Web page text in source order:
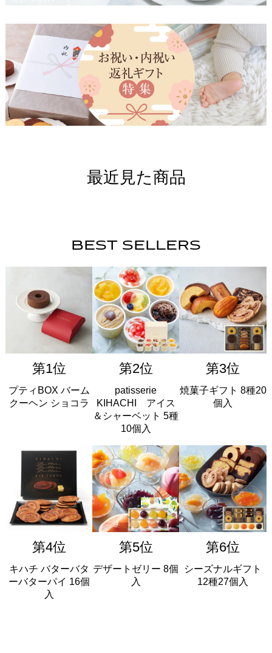
最近見た商品
BEST SELLERS
第1位
プティBOX バーム
クーヘン ショコラ
第2位
patisserie
KIHACHI アイス
＆シャーベット 5種
10個入
第3位
焼菓子ギフト 8種20
個入
第4位
キハチ バターバタ
ーバターパイ 16個
入
第5位
デザートゼリー 8個
入
第6位
シーズナルギフト
12種27個入